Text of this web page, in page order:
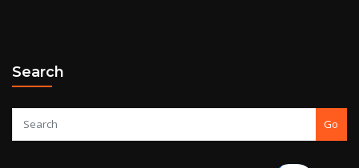
Search
Go